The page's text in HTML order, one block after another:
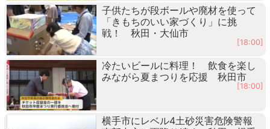
子供たちが段ボールや廃材を使って
「きもちのいい家づくり」に挑
戦！ 秋田・大仙市
[18:00]
冷たいビールに料理！ 飲食を楽し
みながら夏まつりを応援 秋田市
[18:00]
横手市にレベル4土砂災害危険警報